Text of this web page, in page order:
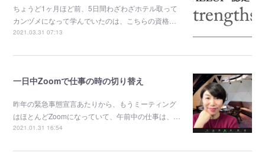
ちょうど1ヶ月ほど前、5日間わざわざホテル取って
カンヅメになって学んでいたのは、こちらの資格…
2021.03.31 07:13
一日中Zoomで仕事の時の切り替え
昨年の緊急事態宣言あたりから、もうミーティング
はほとんどZoomになっていて、午前中の仕事は、…
2021.01.31 16:54